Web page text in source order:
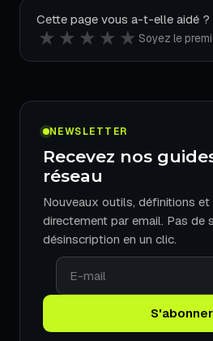
Cette page vous a-t-elle aidé ?
★ ★ ★ ★ ★ Soyez le
NEWSLETTER
Recevez nos
réseau
Nouveaux outils, définitions et
directement par email. Pas de
désinscription en un clic.